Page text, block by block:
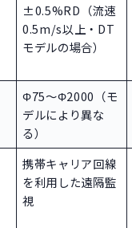
±0.5%RD（流速
0.5m/s以上・DT
モデルの場合）
Φ75～Φ2000（モ
デルにより異な
る）
携帯キャリア回線
を利用した遠隔監
視